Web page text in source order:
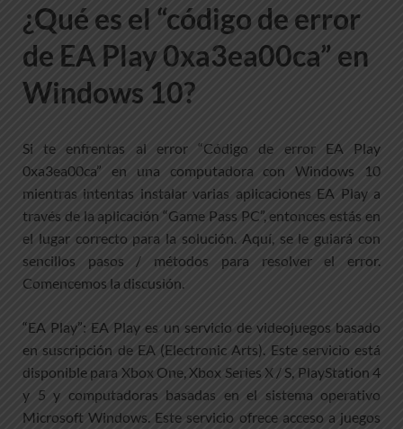
¿Qué es el “código de error
de EA Play 0xa3ea00ca” en
Windows 10?
Si te enfrentas al error “Código de error EA Play
0xa3ea00ca” en una computadora con Windows 10
mientras intentas instalar varias aplicaciones EA Play a
través de la aplicación “Game Pass PC”, entonces estás en
el lugar correcto para la solución. Aquí, se le guiará con
sencillos pasos / métodos para resolver el error.
Comencemos la discusión.
“EA Play”: EA Play es un servicio de videojuegos basado
en suscripción de EA (Electronic Arts). Este servicio está
disponible para Xbox One, Xbox Series X / S, PlayStation 4
y 5 y computadoras basadas en el sistema operativo
Microsoft Windows. Este servicio ofrece acceso a juegos